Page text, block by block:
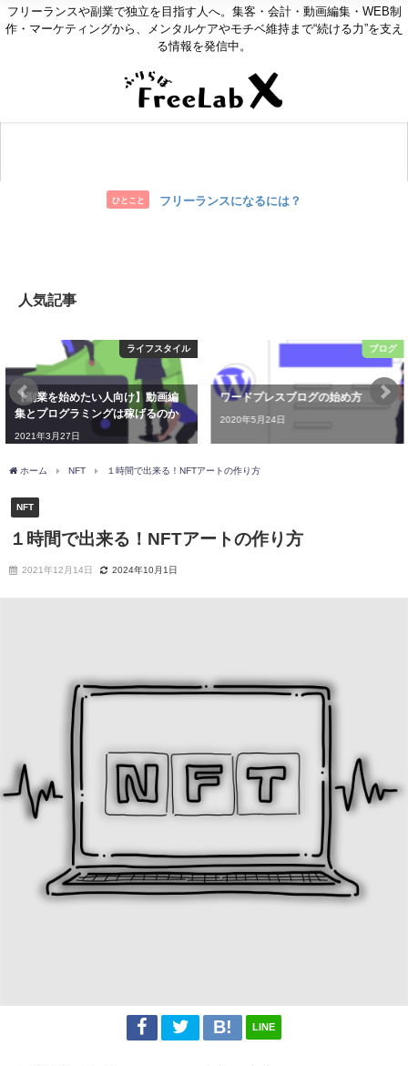
フリーランスや副業で独立を目指す人へ。集客・会計・動画編集・WEB制
作・マーケティングから、メンタルケアやモチベ維持まで“続ける力”を支え
る情報を発信中。
ひとこと フリーランスになるには？
人気記事
ブログ
ワードプレスブログの始め方
2020年5月24日
プログラミング
【プログラミング初心者向け】プ
ログラミングスクールはマンツー
方で失敗しないために
2020年5月9日
ホーム NFT １時間で出来る！NFTアートの作り方
NFT
１時間で出来る！NFTアートの作り方
2021年12月14日 2024年10月1日
LINE